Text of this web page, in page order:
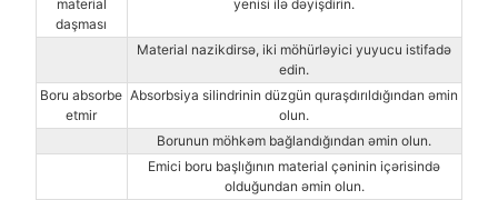
material
daşması
yenisi ilə dəyişdirin.
Material nazikdirsə, iki möhürləyici yuyucu istifadə
edin.
Boru absorbe
etmir
Absorbsiya silindrinin düzgün quraşdırıldığından əmin
olun.
Borunun möhkəm bağlandığından əmin olun.
Emici boru başlığının material çəninin içərisində
olduğundan əmin olun.